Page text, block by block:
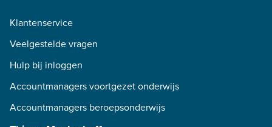
Klantenservice
Veelgestelde vragen
Hulp bij inloggen
Accountmanagers voortgezet onderwijs
Accountmanagers beroepsonderwijs